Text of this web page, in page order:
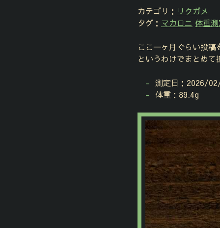
カテゴリ： リクガメ
タグ： マカロニ 体重
ここ一ヶ月ぐらい投
というわけでまとめて
測定日：2026/
体重：89.4g